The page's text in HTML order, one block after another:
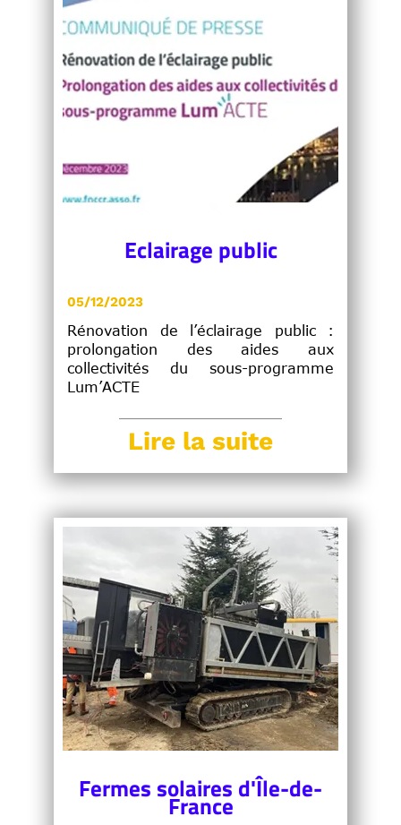
Eclairage public
05/12/2023
Rénovation de l’éclairage public :
prolongation des aides aux
collectivités du sous-programme
Lum’ACTE
Lire la suite
Fermes solaires d'Île-de-
France